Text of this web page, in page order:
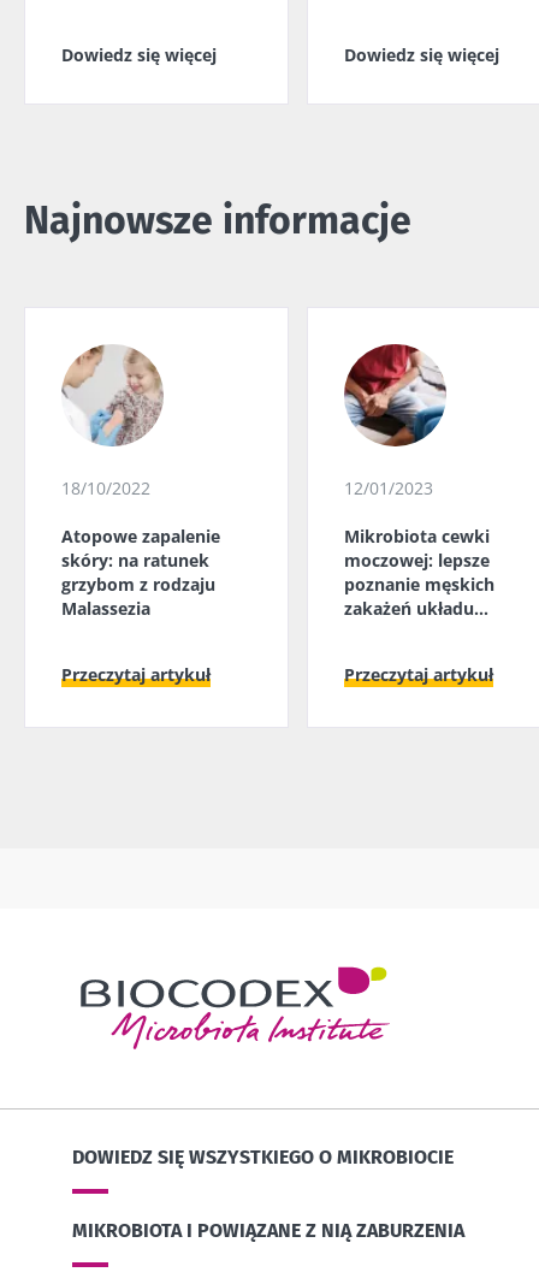
Dowiedz się więcej Dowiedz się więcej
Najnowsze informacje
18/10/2022
Atopowe zapalenie
skóry: na ratunek
grzybom z rodzaju
Malassezia
Przeczytaj artykuł
12/01/2023
Mikrobiota cewki
moczowej: lepsze
poznanie męskich
zakażeń układu
Przeczytaj artykuł
DOWIEDZ SIĘ WSZYSTKIEGO O MIKROBIOCIE
MIKROBIOTA I POWIĄZANE Z NIĄ ZABURZENIA